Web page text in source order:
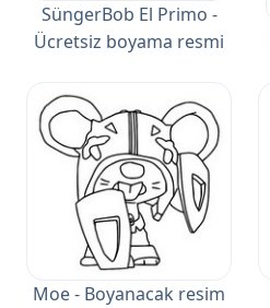
SüngerBob El Primo -
Ücretsiz boyama resmi
Moe - Boyanacak resim